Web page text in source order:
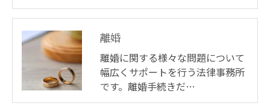
離婚
離婚に関する様々な問題について
幅広くサポートを行う法律事務所
です。離婚手続きだ…